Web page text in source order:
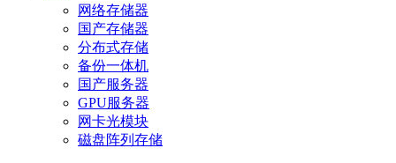
网络存储器
国产存储器
分布式存储
备份一体机
国产服务器
GPU服务器
网卡光模块
磁盘阵列存储